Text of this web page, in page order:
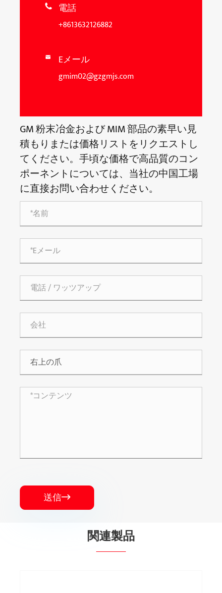
 電話
+8613632126882
 Eメール
gmim02@gzgmjs.com
GM 粉末冶金および MIM 部品の素早い見
積もりまたは価格リストをリクエストし
てください。手頃な価格で高品質のコン
ポーネントについては、当社の中国工場
に直接お問い合わせください。
送信
関連製品